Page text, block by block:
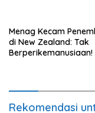
Menag Kecam
di New Zealand: Tak
Berperikemanusiaan!
Rekomendasi